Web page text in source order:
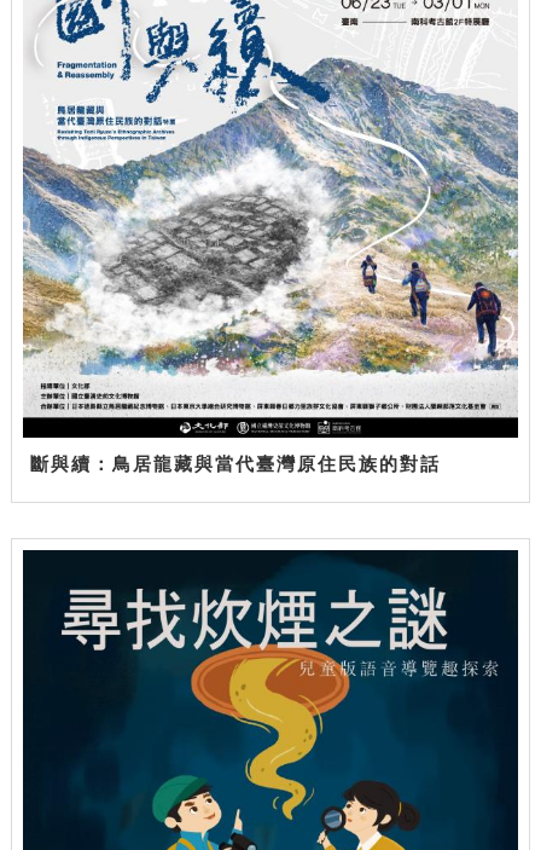
斷與續：鳥居龍藏與當代臺灣原住民族的對話